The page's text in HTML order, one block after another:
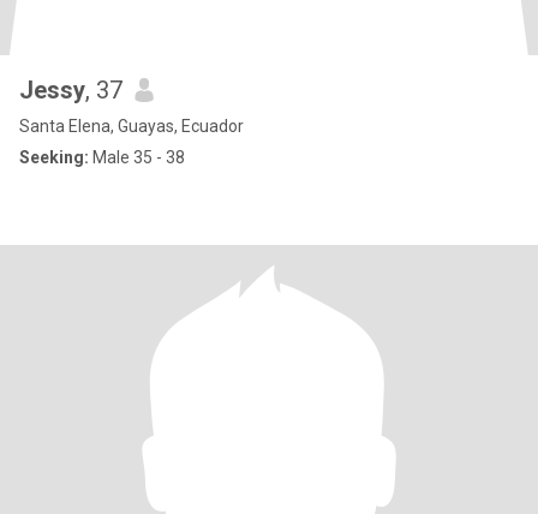
Jessy, 37
Santa Elena, Guayas, Ecuador
Seeking: Male 35 - 38